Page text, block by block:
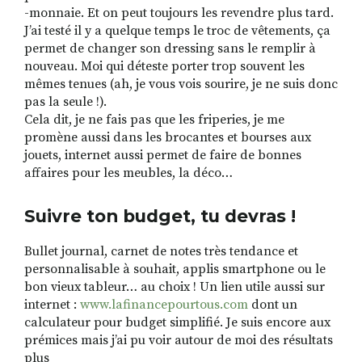
-monnaie. Et on peut toujours les revendre plus tard.
J’ai testé il y a quelque temps le troc de vêtements, ça
permet de changer son dressing sans le remplir à
nouveau. Moi qui déteste porter trop souvent les
mêmes tenues (ah, je vous vois sourire, je ne suis donc
pas la seule !).
Cela dit, je ne fais pas que les friperies, je me
promène aussi dans les brocantes et bourses aux
jouets, internet aussi permet de faire de bonnes
affaires pour les meubles, la déco…
Suivre ton budget, tu devras !
Bullet journal, carnet de notes très tendance et
personnalisable à souhait, applis smartphone ou le
bon vieux tableur… au choix ! Un lien utile aussi sur
internet : www.lafinancepourtous.com dont un
calculateur pour budget simplifié. Je suis encore aux
prémices mais j’ai pu voir autour de moi des résultats
plus